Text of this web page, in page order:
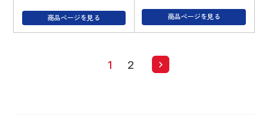
商品ページを見る 商品ページを見る
1 2